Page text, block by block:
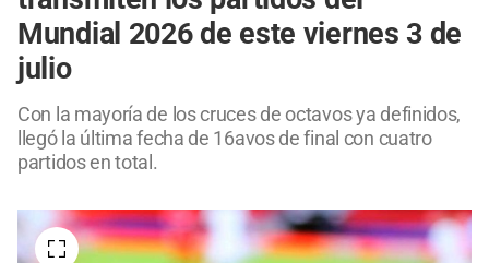
Mundial 2026 de este viernes 3 de
julio
Con la mayoría de los cruces de octavos ya definidos,
llegó la última fecha de 16avos de final con cuatro
partidos en total.